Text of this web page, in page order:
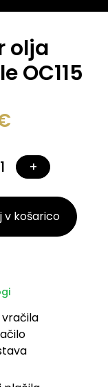
olja
OC115
+
v košarico
vračila